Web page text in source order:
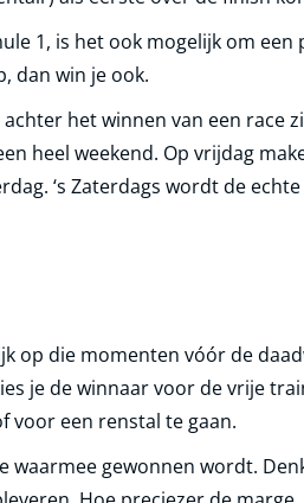
1, is het ook mogelijk om
dan win je ook.
het winnen van een race
heel weekend. Op vrijdag
‘s Zaterdags wordt de
op die momenten vóór de
je de winnaar voor de vrije
voor een renstal te gaan.
waarmee gewonnen wordt.